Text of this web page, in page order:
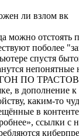
ли взлом вк
можно отстоять
поболее
спустя
ПО ТРАСТОВЫМ
в дополнение
каким-то
в
ссылки с